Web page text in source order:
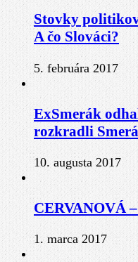
Stovky
A čo Slováci?
5. februára 2017
ExSmerák
rozkradli
10. augusta 2017
CERVANOVÁ
1. marca 2017